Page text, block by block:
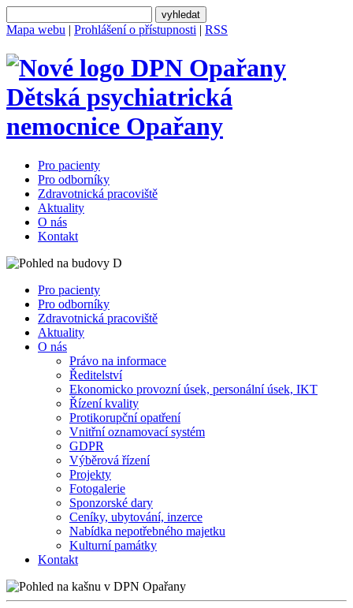
Mapa webu | Prohlášení o přístupnosti | RSS
Dětská psychiatrická
nemocnice Opařany
Pro pacienty
Pro odborníky
Zdravotnická pracoviště
Aktuality
O nás
Kontakt
Pro pacienty
Pro odborníky
Zdravotnická pracoviště
Aktuality
O nás
Právo na informace
Ředitelství
Ekonomicko provozní úsek, personální úsek, IKT
Řízení kvality
Protikorupční opatření
Vnitřní oznamovací systém
GDPR
Výběrová řízení
Projekty
Fotogalerie
Sponzorské dary
Ceníky, ubytování, inzerce
Nabídka nepotřebného majetku
Kulturní památky
Kontakt